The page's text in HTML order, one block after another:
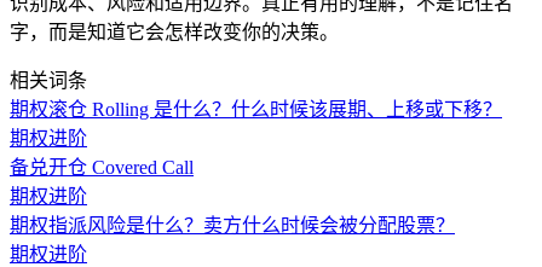
字，而是知道它会怎样改变你的决策。
相关词条
期权滚仓 Rolling 是什么？什么时候该展期、上移或下移？
期权进阶
备兑开仓 Covered Call
期权进阶
期权指派风险是什么？卖方什么时候会被分配股票？
期权进阶